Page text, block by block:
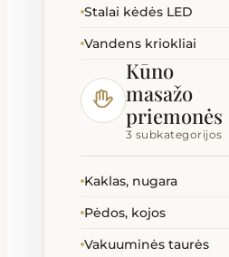
Stalai kėdės LED
Vandens kriokliai
Kūno
masažo
priemonės
3 subkategorijos
Kaklas, nugara
Pėdos, kojos
Vakuuminės taurės